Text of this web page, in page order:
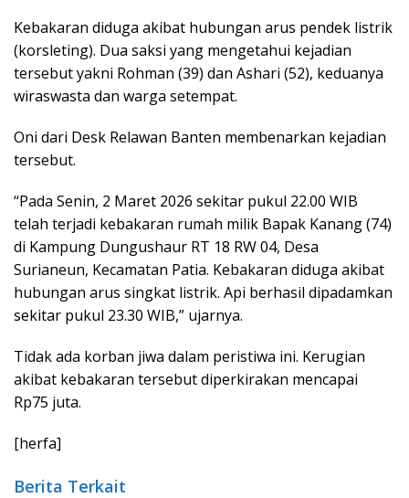
Kebakaran diduga akibat hubungan arus pendek listrik
(korsleting). Dua saksi yang mengetahui kejadian
tersebut yakni Rohman (39) dan Ashari (52), keduanya
wiraswasta dan warga setempat.
Oni dari Desk Relawan Banten membenarkan kejadian
tersebut.
“Pada Senin, 2 Maret 2026 sekitar pukul 22.00 WIB
telah terjadi kebakaran rumah milik Bapak Kanang (74)
di Kampung Dungushaur RT 18 RW 04, Desa
Surianeun, Kecamatan Patia. Kebakaran diduga akibat
hubungan arus singkat listrik. Api berhasil dipadamkan
sekitar pukul 23.30 WIB,” ujarnya.
Tidak ada korban jiwa dalam peristiwa ini. Kerugian
akibat kebakaran tersebut diperkirakan mencapai
Rp75 juta.
[herfa]
Berita Terkait